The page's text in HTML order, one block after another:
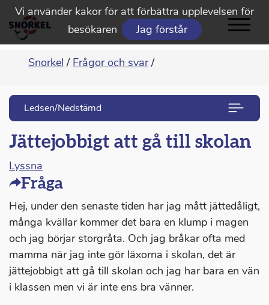
Vi använder kakor för att förbättra upplevelsen för
besökaren
Jag förstår
Snorkel / Frågor och svar /
Ledsen/Nedstämd
Jättejobbigt att gå till skolan
Lyssna
Fråga
Hej, under den senaste tiden har jag mått jättedåligt,
många kvällar kommer det bara en klump i magen
och jag börjar storgråta. Och jag bråkar ofta med
mamma när jag inte gör läxorna i skolan, det är
jättejobbigt att gå till skolan och jag har bara en vän
i klassen men vi är inte ens bra vänner.